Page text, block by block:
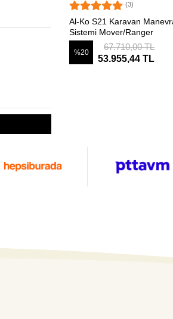
(3)
Al-Ko S21 Karavan
Sistemi Mover/Ranger
%20
67.710,00 TL
53.955,44 TL